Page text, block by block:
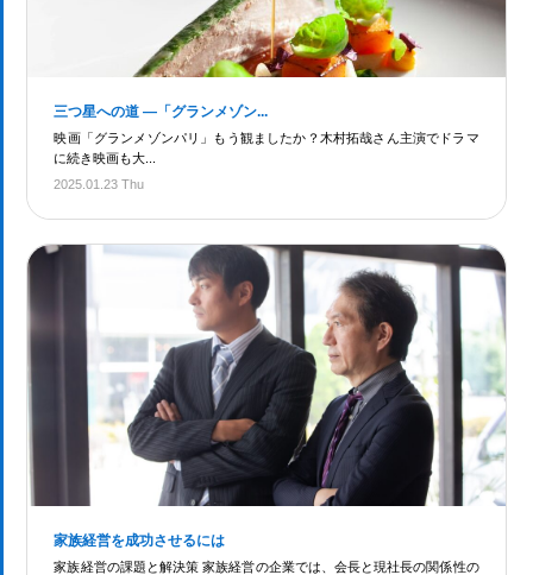
三つ星への道 ―「グランメゾン...
映画「グランメゾンパリ」もう観ましたか？木村拓哉さん主演でドラマ
に続き映画も大...
2025.01.23 Thu
家族経営を成功させるには
家族経営の課題と解決策 家族経営の企業では、会長と現社長の関係性の